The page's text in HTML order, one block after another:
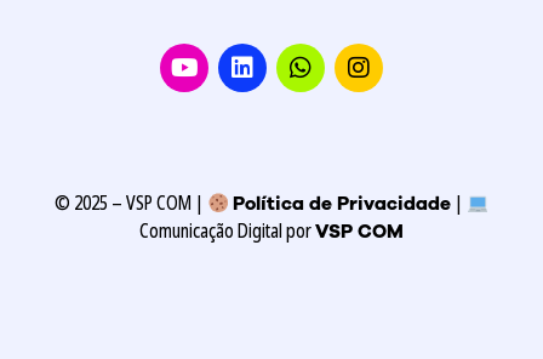
Y
o
u
e
L
i
n
i
n
W
h
a
p
p
I
n
s
r
a
m
© 2025 – VSP COM | Política de Privacidade |
Comunicação DigitalporVSP COM